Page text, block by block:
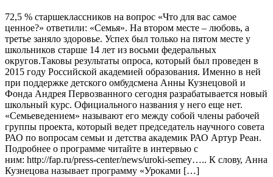
72,5 % старшеклассников на вопрос «Что для вас самое
ценное?» ответили: «Семья». На втором месте – любовь, а
третье заняло здоровье. Успех был только на пятом месте у
школьников старше 14 лет из восьми федеральных
округов.Таковы результаты опроса, который был проведен в
2015 году Российской академией образования. Именно в ней
при поддержке детского омбудсмена Анны Кузнецовой и
Фонда Андрея Первозванного сегодня разрабатывается новый
школьный курс. Официального названия у него еще нет.
«Семьеведением» называют его между собой члены рабочей
группы проекта, который ведет председатель научного совета
РАО по вопросам семьи и детства академик РАО Артур Реан.
Подробнее о программе читайте в интервью с
ним: http://fap.ru/press-center/news/uroki-semey….. К слову, Анна
Кузнецова называет программу «Уроками […]